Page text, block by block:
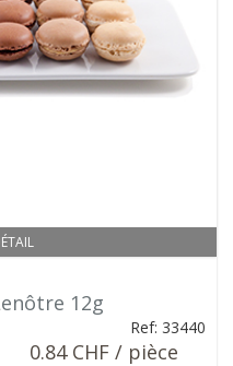
12g
Ref: 33440
0.84 CHF / pièce